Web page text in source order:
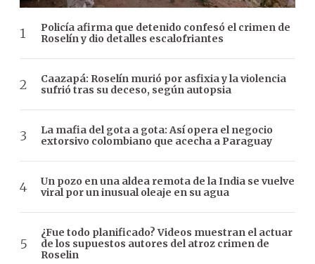
Policía afirma que detenido confesó el crimen de
Roselín y dio detalles escalofriantes
Caazapá: Roselín murió por asfixia y la violencia
sufrió tras su deceso, según autopsia
La mafia del gota a gota: Así opera el negocio
extorsivo colombiano que acecha a Paraguay
Un pozo en una aldea remota de la India se vuelve
viral por un inusual oleaje en su agua
¿Fue todo planificado? Videos muestran el actuar
de los supuestos autores del atroz crimen de
Roselin